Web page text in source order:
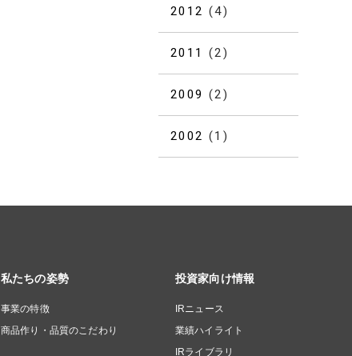
2012 (4)
2011 (2)
2009 (2)
2002 (1)
私たちの姿勢
事業の特徴
商品作り・品質のこだわり
投資家向け情報
IRニュース
業績ハイライト
IRライブラリ